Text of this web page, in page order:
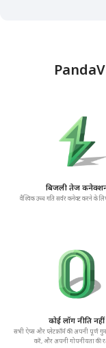
बिजली तेज
वैश्विक उच्च गति सर्वर कनेक्ट करने के
कोई लॉग नीति नहीं
सभी ऐप्स और प्लेटफ़ॉर्म की अपनी पूर्ण
करें, और अपनी गोपनीयता की